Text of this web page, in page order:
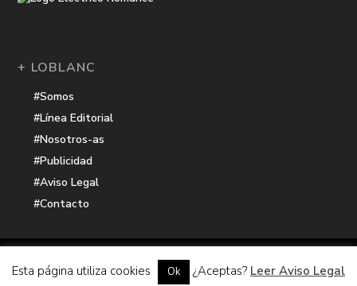
+ LOBLANC
#Somos
#Línea Editorial
#Nosotros-as
#Publicidad
#Aviso Legal
#Contacto
Electrico Romance
Hacker Harbor
Esta página utiliza cookies Ok ¿Aceptas? Leer Aviso Legal